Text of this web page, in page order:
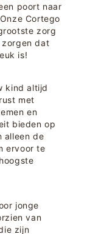
poort naar
Cortego
zorg
dat
is!
kind altijd
met
en
bieden op
alleen de
ervoor te
jonge
van
zijn